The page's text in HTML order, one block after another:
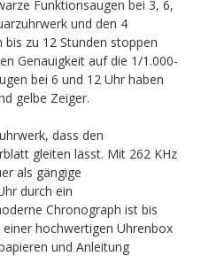
Funktionsaugen bei 3, 6,
und den 4
zu 12 Stunden stoppen
Genauigkeit auf die 1/1.000-
bei 6 und 12 Uhr haben
gelbe Zeiger.
dass den
gleiten lässt. Mit 262 KHz
als gängige
durch ein
Chronograph ist bis
hochwertigen Uhrenbox
und Anleitung